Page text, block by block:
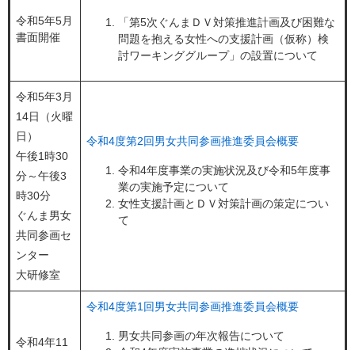
令和5年5月
書面開催
​「第5次ぐんまＤＶ対策推進計画及び困難な
問題を抱える女性への支援計画（仮称）検
討ワーキンググループ」の設置について
令和5年3月
14日（火曜
日）
午後1時30
分～午後3
時30分
ぐんま男女
共同参画セ
ンター
大研修室
令和4度第2回男女共同参画推進委員会概要
令和4年度事業の実施状況及び令和5年度事
業の実施予定について
女性支援計画とＤＶ対策計画の策定につい
て
令和4年11
令和4度第1回男女共同参画推進委員会概要
男女共同参画の年次報告について